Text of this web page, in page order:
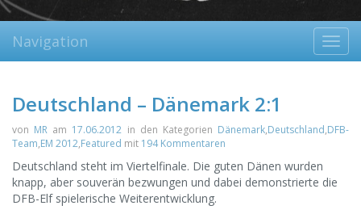
Navigation
Deutschland – Dänemark 2:1
von MR am 17.06.2012 in den Kategorien Dänemark,Deutschland,DFB-
Team,EM 2012,Featured mit 194 Kommentaren
Deutschland steht im Viertelfinale. Die guten Dänen wurden
knapp, aber souverän bezwungen und dabei demonstrierte die
DFB-Elf spielerische Weiterentwicklung.